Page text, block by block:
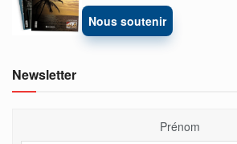
Nous soutenir
Newsletter
Prénom